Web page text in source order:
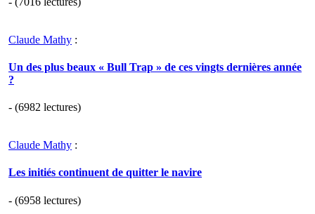
Claude Mathy :
Un des plus beaux « Bull Trap » de ces vingts dernières année
?
- (6982 lectures)
Claude Mathy :
Les initiés continuent de quitter le navire
- (6958 lectures)